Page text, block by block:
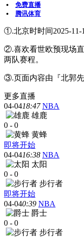
免费直播
腾讯体育
①.北京时时间2025-11-
②.喜欢看世欧预现场
两队赛程。
③.页面内容由『北郭先
更多直播
04-0418:47 NBA
雄鹿
0 - 0
黄蜂
即将开始
04-0416:38 NBA
太阳
0 - 0
步行者
即将开始
04-040:39 NBA
爵士
0 - 0
步行者